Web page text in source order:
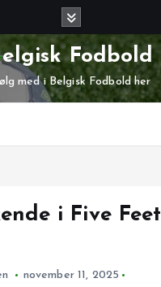
Belgisk Fodbold
med i Belgisk Fodbold her
i Five Feet
november 11, 2025